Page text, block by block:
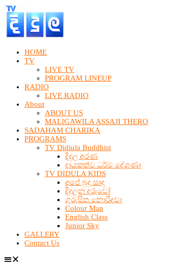
HOME
TV
LIVE TV
PROGRAM LINEUP
RADIO
LIVE RADIO
About
ABOUT US
MALIGAWILA ASSAJI THERO
SADAHAM CHARIKA
PROGRAMS
TV Didiula Buddhist
දිදුල අරණ
දායකත්ව ධර්ම දේශණා
TV DIDULA KIDS
අපේ බුදු සාදු
දිදුලන දරුවෝ
ගුරුසිත නොරිදවා
Colour Man
English Class
Junior Sky
GALLERY
Contact Us